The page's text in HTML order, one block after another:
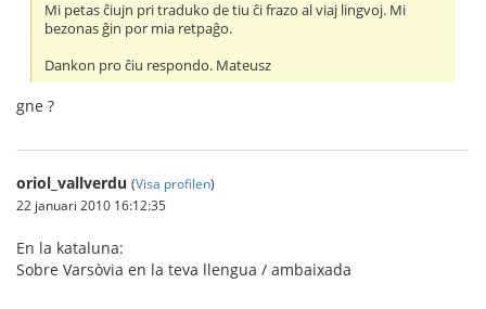
Mi petas ĉiujn pri traduko de tiu ĉi frazo al viaj lingvoj. Mi
bezonas ĝin por mia retpaĝo.
Dankon pro ĉiu respondo. Mateusz
gne ?
oriol_vallverdu (Visa profilen)
22 januari 2010 16:12:35
En la kataluna:
Sobre Varsòvia en la teva llengua / ambaixada